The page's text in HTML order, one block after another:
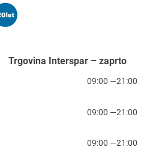
Trgovina Interspar – zaprto
09:00 —21:00
09:00 —21:00
09:00 —21:00